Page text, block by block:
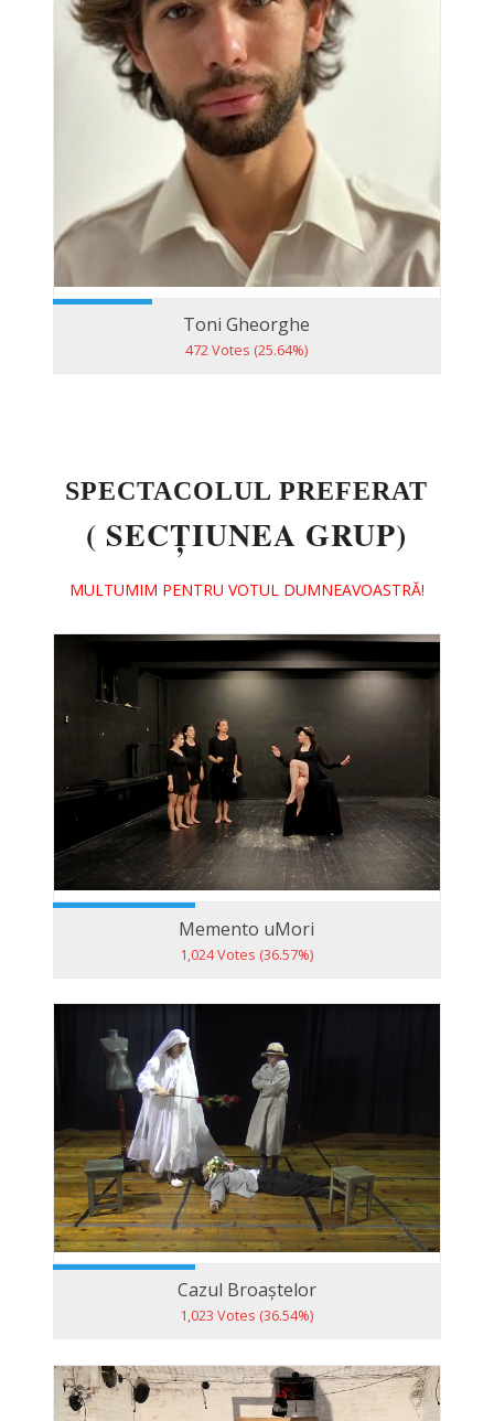
Toni Gheorghe
472 Votes (25.64%)
SPECTACOLUL PREFERAT
( SECȚIUNEA GRUP)
MULTUMIM PENTRU VOTUL DUMNEAVOASTRĂ!
Memento uMori
1,024 Votes (36.57%)
Cazul Broaștelor
1,023 Votes (36.54%)